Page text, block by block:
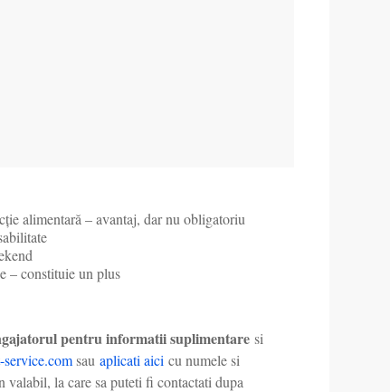
alimentară – avantaj, dar nu obligatoriu
– constituie un plus
pentru informatii suplimentare si
sau aplicati aici cu numele si
valabil, la care sa puteti fi contactati dupa